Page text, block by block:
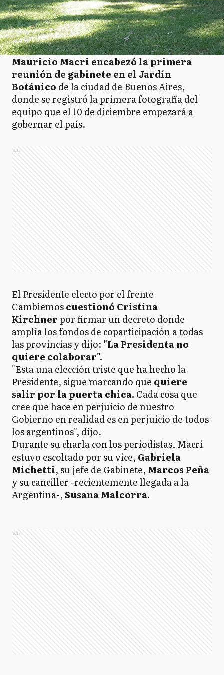
Mauricio Macri encabezó la primera
reunión de gabinete en el Jardín
Botánico de la ciudad de Buenos Aires,
donde se registró la primera fotografía del
equipo que el 10 de diciembre empezará a
gobernar el país.
Ads
El Presidente electo por el frente
Cambiemoscuestionó Cristina
Kirchnerpor firmar un decreto donde
amplía los fondos de coparticipación a todas
las provincias y dijo: "La Presidenta no
quiere colaborar".
"Esta una elección triste que ha hecho la
Presidente, sigue marcando que quiere
salir por la puerta chica. Cada cosa que
cree que hace en perjuicio de nuestro
Gobierno en realidad es en perjuicio de todos
los argentinos", dijo.
Durante su charla con los periodistas, Macri
estuvo escoltado por su vice, Gabriela
Michetti, su jefe de Gabinete, Marcos Peña
y su canciller -recientemente llegada a la
Argentina-,Susana Malcorra.
Ads